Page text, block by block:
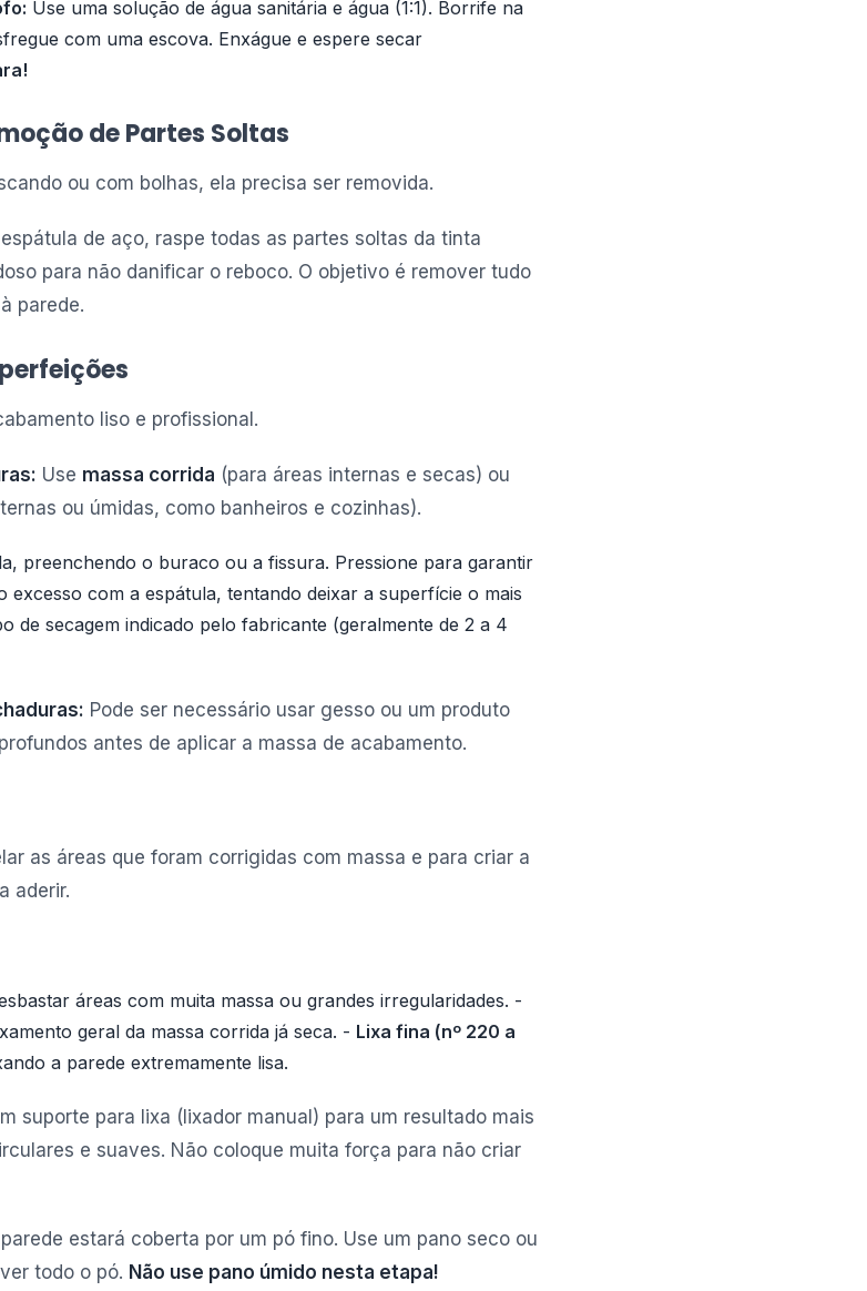
Use uma solução de água sanitária e água (1:1). Borrife na
com uma escova. Enxágue e espere secar
de Partes Soltas
ou com bolhas, ela precisa ser removida.
de aço, raspe todas as partes soltas da tinta
para não danificar o reboco. O objetivo é remover tudo
parede.
liso e profissional.
Use massa corrida (para áreas internas e secas) ou
ou úmidas, como banheiros e cozinhas).
preenchendo o buraco ou a fissura. Pressione para garantir
excesso com a espátula, tentando deixar a superfície o mais
de secagem indicado pelo fabricante (geralmente de 2 a 4
Pode ser necessário usar gesso ou um produto
antes de aplicar a massa de acabamento.
as áreas que foram corrigidas com massa e para criar a
aderir.
áreas com muita massa ou grandes irregularidades. -
geral da massa corrida já seca. - Lixa fina (nº 220 a
a parede extremamente lisa.
suporte para lixa (lixador manual) para um resultado mais
e suaves. Não coloque muita força para não criar
estará coberta por um pó fino. Use um pano seco ou
todo o pó. Não use pano úmido nesta etapa!